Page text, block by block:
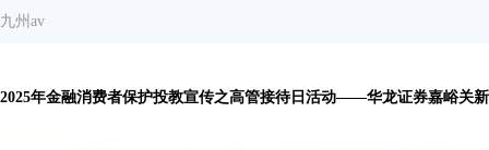
九州av
2025年金融消费者保护投教宣传之高管接待日活动——华龙证券嘉峪关